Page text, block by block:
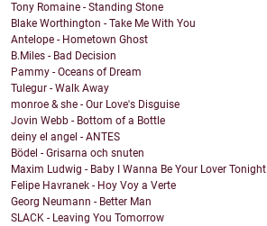
Tony Romaine - Standing Stone
Blake Worthington - Take Me With You
Antelope - Hometown Ghost
B.Miles - Bad Decision
Pammy - Oceans of Dream
Tulegur - Walk Away
monroe & she - Our Love's Disguise
Jovin Webb - Bottom of a Bottle
deiny el angel - ANTES
Bödel - Grisarna och snuten
Maxim Ludwig - Baby I Wanna Be Your Lover Tonight
Felipe Havranek - Hoy Voy a Verte
Georg Neumann - Better Man
SLACK - Leaving You Tomorrow